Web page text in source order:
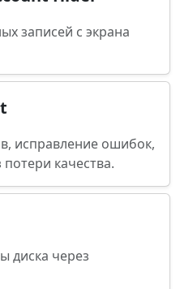
записей с экрана
исправление ошибок,
качества.
диска через